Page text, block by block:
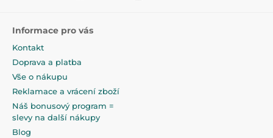
Informace pro vás
Kontakt
Doprava a platba
Vše o nákupu
Reklamace a vrácení zboží
Náš bonusový program =
slevy na další nákupy
Blog